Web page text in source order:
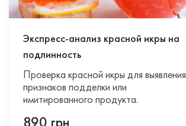
Экспресс-анализ красной икры на
подлинность
Проверка красной икры для выявления
признаков подделки или
имитированного продукта.
890 грн